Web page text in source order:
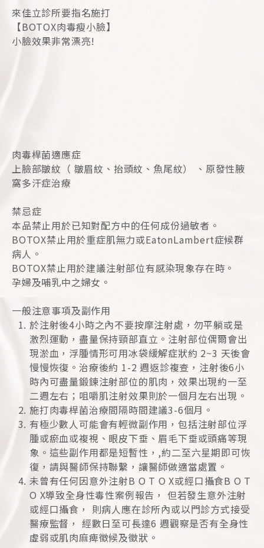
來佳立診所要指名施打
【BOTOX肉毒瘦小臉】
小臉效果非常漂亮!
肉毒桿菌適應症
上臉部皺紋（ 皺眉紋、抬頭紋、魚尾紋） 、原發性腋
窩多汗症治療
禁忌症
本品禁止用於已知對配方中的任何成份過敏者。
BOTOX禁止用於重症肌無力或EatonLambert症候群
病人。
BOTOX禁止用於建議注射部位有感染現象存在時。
孕婦及哺乳中之婦女。
一般注意事項及副作用
於注射後4小時之內不要按摩注射處，勿平躺或是
激烈運動，盡量保持頸部直立。注射部位偶爾會出
現淤血，浮腫情形可用冰袋緩解症狀約 2~3 天後會
慢慢恢復。治療後約 1-2 週返診複查，注射後6小
時內可盡量鍛鍊注射部位的肌肉，效果出現約一至
二週左右；咀嚼肌注射效果則於一個月左右出現。
施打肉毒桿菌治療間隔時間建議3-6個月。
有極少數人可能會有輕微副作用，包括注射部位浮
腫或瘀血或複視、眼皮下垂、眉毛下垂或頭痛等現
象。這些副作用都是短暫性，,約二至六星期即可恢
復，請與醫師保持聯繫，讓醫師做適當處置。
未曾有任何因意外注射B O T O X或經口攝食B O T
O X導致全身性毒性案例報告， 但若發生意外注射
或經口攝食， 則病人應在診所內或以門診方式接受
醫療監督， 經數日至可長達6 週觀察是否有全身性
虛弱或肌肉麻痺徵候及徵狀。